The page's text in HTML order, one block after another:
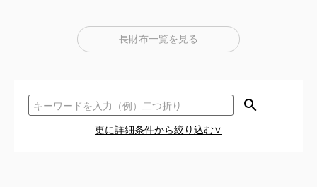
長財布一覧を見る
search
更に詳細条件から絞り込む∨